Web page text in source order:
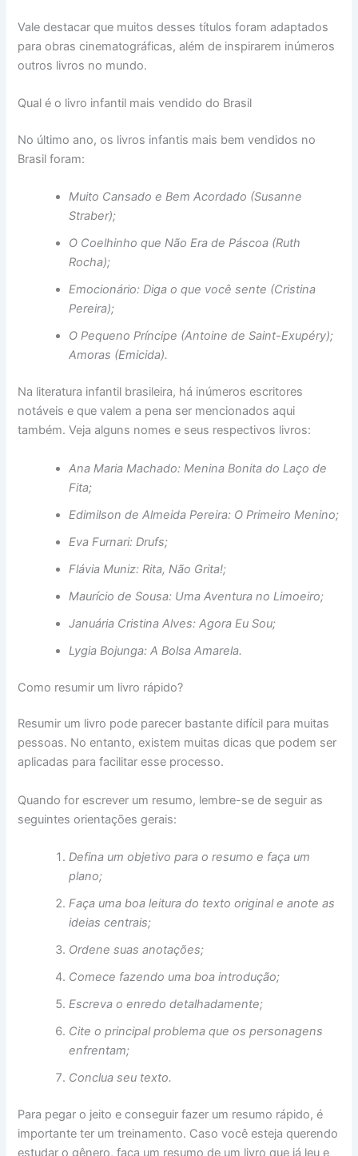
Vale destacar que muitos desses títulos foram adaptados
para obras cinematográficas, além de inspirarem inúmeros
outros livros no mundo.
Qual é o livro infantil mais vendido do Brasil
No último ano, os livros infantis mais bem vendidos no
Brasil foram:
Muito Cansado e Bem Acordado (Susanne
Straber);
O Coelhinho que Não Era de Páscoa (Ruth
Rocha);
Emocionário: Diga o que você sente (Cristina
Pereira);
O Pequeno Príncipe (Antoine de Saint-Exupéry);
Amoras (Emicida).
Na literatura infantil brasileira, há inúmeros escritores
notáveis e que valem a pena ser mencionados aqui
também. Veja alguns nomes e seus respectivos livros:
Ana Maria Machado: Menina Bonita do Laço de
Fita;
Edimilson de Almeida Pereira: O Primeiro Menino;
Eva Furnari: Drufs;
Flávia Muniz: Rita, Não Grita!;
Maurício de Sousa: Uma Aventura no Limoeiro;
Januária Cristina Alves: Agora Eu Sou;
Lygia Bojunga: A Bolsa Amarela.
Como resumir um livro rápido?
Resumir um livro pode parecer bastante difícil para muitas
pessoas. No entanto, existem muitas dicas que podem ser
aplicadas para facilitar esse processo.
Quando for escrever um resumo, lembre-se de seguir as
seguintes orientações gerais:
Defina um objetivo para o resumo e faça um
plano;
Faça uma boa leitura do texto original e anote as
ideias centrais;
Ordene suas anotações;
Comece fazendo uma boa introdução;
Escreva o enredo detalhadamente;
Cite o principal problema que os personagens
enfrentam;
Conclua seu texto.
Para pegar o jeito e conseguir fazer um resumo rápido, é
importante ter um treinamento. Caso você esteja querendo
estudar o gênero, faça um resumo de um livro que já leu e